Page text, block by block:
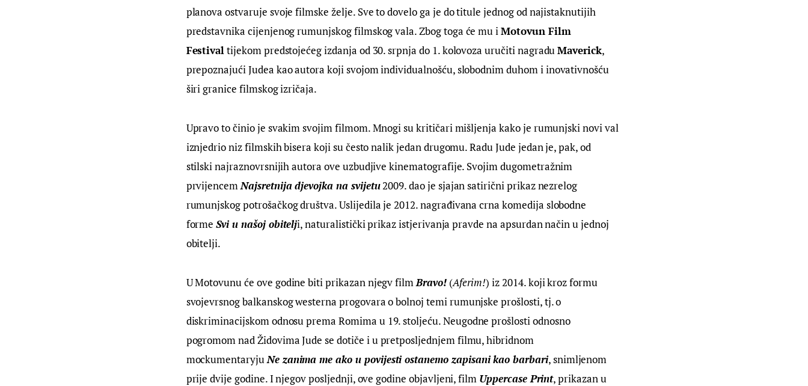
planova ostvaruje svoje filmske želje. Sve to dovelo ga je do titule jednog od najistaknutijih
predstavnika cijenjenog rumunjskog filmskog vala. Zbog toga će mu i Motovun Film
Festival tijekom predstojećeg izdanja od 30. srpnja do 1. kolovoza uručiti nagradu Maverick,
prepoznajući Judea kao autora koji svojom individualnošću, slobodnim duhom i inovativnošću
širi granice filmskog izričaja.
Upravo to činio je svakim svojim filmom. Mnogi su kritičari mišljenja kako je rumunjski novi val
iznjedrio niz filmskih bisera koji su često nalik jedan drugomu. Radu Jude jedan je, pak, od
stilski najraznovrsnijih autora ove uzbudjive kinematografije. Svojim dugometražnim
prvijencem Najsretnija djevojka na svijetu 2009. dao je sjajan satirični prikaz nezrelog
rumunjskog potrošačkog društva. Uslijedila je 2012. nagrađivana crna komedija slobodne
forme Svi u našoj obitelji, naturalistički prikaz istjerivanja pravde na apsurdan način u jednoj
obitelji.
U Motovunu će ove godine biti prikazan njegv film Bravo! (Aferim!) iz 2014. koji kroz formu
svojevrsnog balkanskog westerna progovara o bolnoj temi rumunjske prošlosti, tj. o
diskriminacijskom odnosu prema Romima u 19. stoljeću. Neugodne prošlosti odnosno
pogromom nad Židovima Jude se dotiče i u pretposljednjem filmu, hibridnom
mockumentaryju Ne zanima me ako u povijesti ostanemo zapisani kao barbari, snimljenom
prije dvije godine. I njegov posljednji, ove godine objavljeni, film Uppercase Print, prikazan u